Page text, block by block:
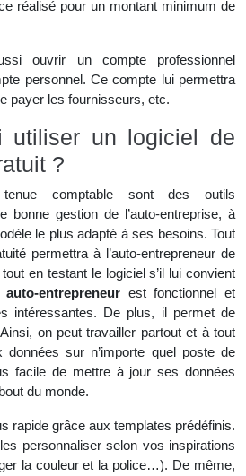
réalisé pour un montant minimum de
ouvrir un compte professionnel
personnel. Ce compte lui permettra
payer les fournisseurs, etc.
utiliser un logiciel de
?
comptable sont des outils
bonne gestion de l’auto-entreprise, à
le plus adapté à ses besoins. Tout
permettra à l’auto-entrepreneur de
en testant le logiciel s’il lui convient
entrepreneurest fonctionnel et
intéressantes. De plus, il permet de
on peut travailler partout et à tout
sur n’importe quel poste de
facile de mettre à jour ses données
du monde.
rapide grâce aux templates prédéfinis.
personnaliser selon vos inspirations
la couleur et la police…). De même,